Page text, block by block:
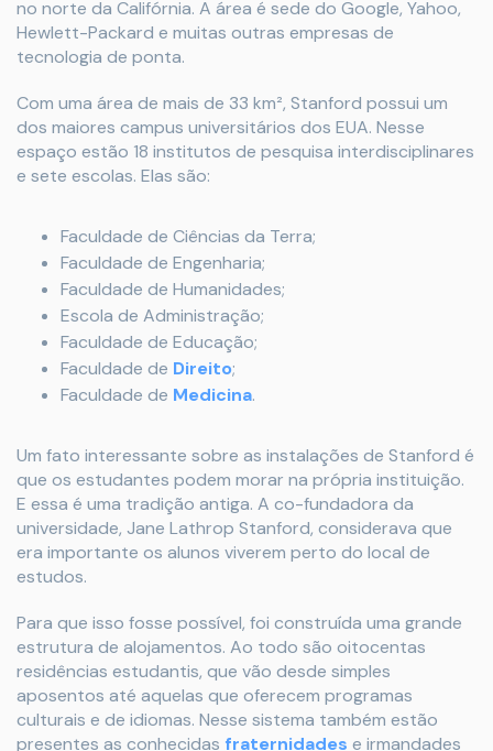
no norte da Califórnia. A área é sede do Google, Yahoo,
Hewlett-Packard e muitas outras empresas de
tecnologia de ponta.
Com uma área de mais de 33 km², Stanford possui um
dos maiores campus universitários dos EUA. Nesse
espaço estão 18 institutos de pesquisa interdisciplinares
e sete escolas. Elas são:
Faculdade de Ciências da Terra;
Faculdade de Engenharia;
Faculdade de Humanidades;
Escola de Administração;
Faculdade de Educação;
Faculdade de Direito;
Faculdade de Medicina.
Um fato interessante sobre as instalações de Stanford é
que os estudantes podem morar na própria instituição.
E essa é uma tradição antiga. A co-fundadora da
universidade, Jane Lathrop Stanford, considerava que
era importante os alunos viverem perto do local de
estudos.
Para que isso fosse possível, foi construída uma grande
estrutura de alojamentos. Ao todo são oitocentas
residências estudantis, que vão desde simples
aposentos até aquelas que oferecem programas
culturais e de idiomas. Nesse sistema também estão
presentes as conhecidas fraternidades e irmandades